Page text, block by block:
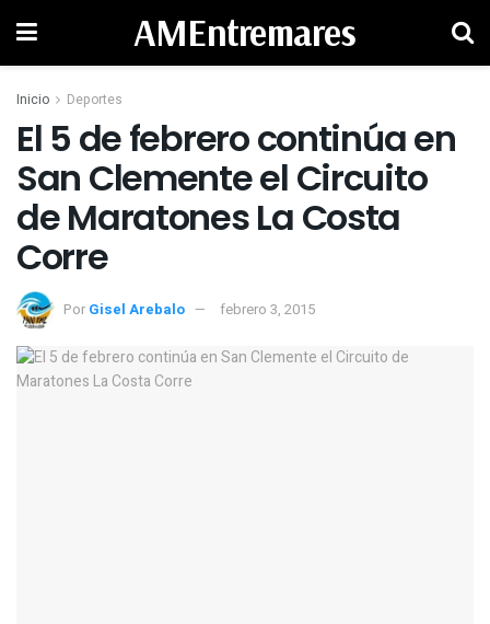
AMEntremares
Inicio Deportes
El 5 de febrero continúa en
San Clemente el Circuito
de Maratones La Costa
Corre‏
Por Gisel Arebalo febrero 3, 2015